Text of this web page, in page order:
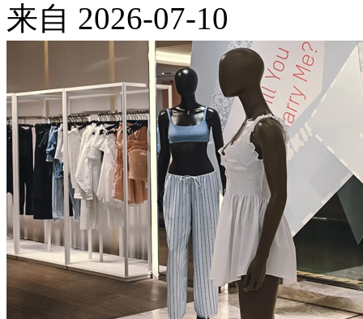
来自 2026-07-10